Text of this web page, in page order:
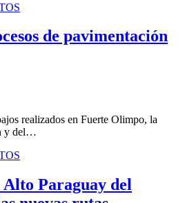
de pavimentación
realizados en Fuerte Olimpo, la
y del…
Alto Paraguay del